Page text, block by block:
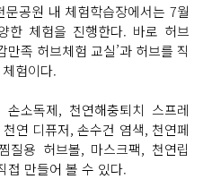
공원 내 체험학습장에서는 7월
한 체험을 진행한다. 바로 허브
족 허브체험 교실’과 허브를 직
험이다.
소독제, 천연해충퇴치 스프레
연 디퓨저, 손수건 염색, 천연페
용 허브볼, 마스크팩, 천연립
접 만들어 볼 수 있다.